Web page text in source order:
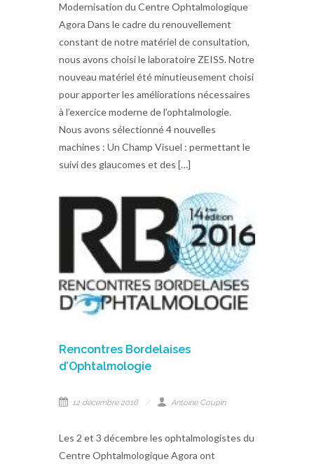
Modernisation du Centre Ophtalmologique
Agora Dans le cadre du renouvellement
constant de notre matériel de consultation,
nous avons choisi le laboratoire ZEISS. Notre
nouveau matériel été minutieusement choisi
pour apporter les améliorations nécessaires
à l’exercice moderne de l’ophtalmologie.
Nous avons sélectionné 4 nouvelles
machines : Un Champ Visuel : permettant le
suivi des glaucomes et des […]
Rencontres Bordelaises
d’Ophtalmologie
12 décembre 2016 Antoine Coupin
Les 2 et 3 décembre les ophtalmologistes du
Centre Ophtalmologique Agora ont